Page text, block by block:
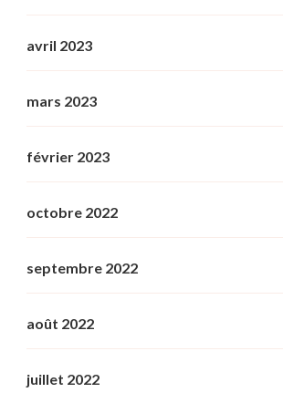
avril 2023
mars 2023
février 2023
octobre 2022
septembre 2022
août 2022
juillet 2022